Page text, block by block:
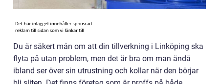
Du är säkert mån om att din tillverkning i Linköping ska
flyta på utan problem, men det är bra om man ändå
ibland ser över sin utrustning och kollar när den börjar